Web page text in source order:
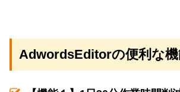
AdwordsEditorの便利な